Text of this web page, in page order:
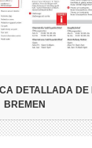
DETALLADA
BREMEN